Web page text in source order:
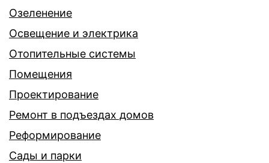
Озеленение
Освещение и электрика
Отопительные системы
Помещения
Проектирование
Ремонт в подъездах домов
Реформирование
Сады и парки